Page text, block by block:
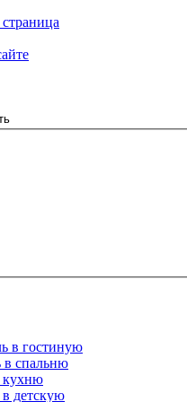
в гостиную
в спальню
кухню
детскую